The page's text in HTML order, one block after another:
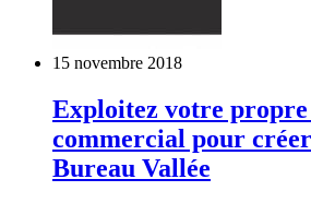
15 novembre 2018
Exploitez votre
commercial pour
Bureau Vallée